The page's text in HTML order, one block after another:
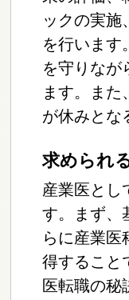
ックの実施
を行います
を守りなが
ます。ま
が休みとな
求められ
産業医とし
す。まず、
らに産業医
得すること
医転職の秘